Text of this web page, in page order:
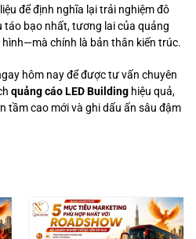
để định nghĩa lại trải nghiệm đô
bạo nhất, tương lai của quảng
chính là bản thân kiến trúc.
hôm nay để được tư vấn chuyên
quảng cáo LED Building hiệu quả,
tầm cao mới và ghi dấu ấn sâu đậm